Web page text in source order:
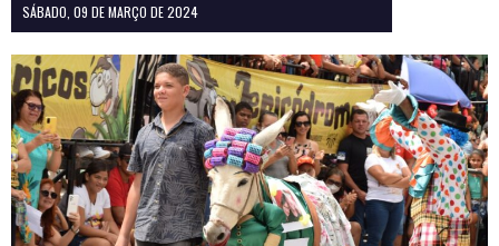
SÁBADO, 09 DE MARÇO DE 2024